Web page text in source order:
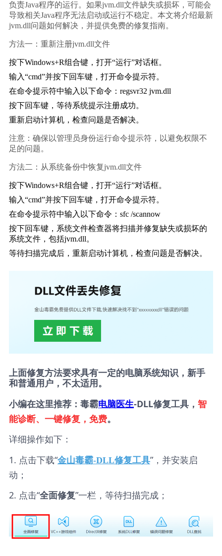
负责Java程序的运行。如果jvm.dll文件缺失或损坏，可能会
导致相关Java程序无法启动或运行不稳定。本文将介绍最新
jvm.dll问题如何解决，并提供免费的修复指南。
方法一：重新注册jvm.dll文件
按下Windows+R组合键，打开“运行”对话框。
输入“cmd”并按下回车键，打开命令提示符。
在命令提示符中输入以下命令：regsvr32 jvm.dll
按下回车键，等待系统提示注册成功。
重新启动计算机，检查问题是否解决。
注意：确保以管理员身份运行命令提示符，以避免权限不
足的问题。
方法二：从系统备份中恢复jvm.dll文件
按下Windows+R组合键，打开“运行”对话框。
输入“cmd”并按下回车键，打开命令提示符。
在命令提示符中输入以下命令：sfc /scannow
按下回车键，系统文件检查器将扫描并修复缺失或损坏的
系统文件，包括jvm.dll。
等待扫描完成后，重新启动计算机，检查问题是否解决。
上面修复方法要求具有一定的电脑系统知识，新手
和普通用户，不太适用。
小编在这里推荐：毒霸电脑医生-DLL修复工具， 智
能诊断、一键修复，免费。
详细操作如下：
1. 点击下载“金山毒霸-DLL修复工具”，并安装启
动；
2. 点击“全面修复”一栏，等待扫描完成；